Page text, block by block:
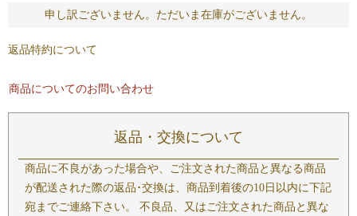
申し訳ございません。ただいま在庫がございません。
返品特約について
商品についてのお問い合わせ
返品・交換について
商品に不良があった場合や、ご注文された商品と異なる商品
が配送された際の返品･交換は、商品到着後の10日以内に下記
宛までご連絡下さい。 不良品、又はご注文された商品と異な